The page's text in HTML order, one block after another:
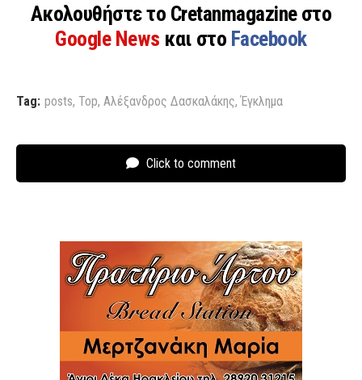
Ακολουθήστε το Cretanmagazine στο
Google News και στο Facebook
Tag: posts, Top, Αλέξανδρος Δασκαλάκης,Έγκλημα
Click to comment